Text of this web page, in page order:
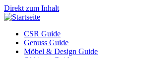
Direkt zum Inhalt
CSR Guide
Genuss Guide
Möbel & Design Guide